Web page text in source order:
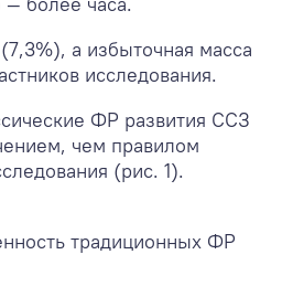
а избыточная масса
исследования.
ФР развития ССЗ
чем правилом
(рис. 1).
традиционных ФР